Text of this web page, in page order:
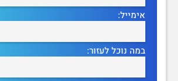
אימייל:
במה נוכל לעזור: